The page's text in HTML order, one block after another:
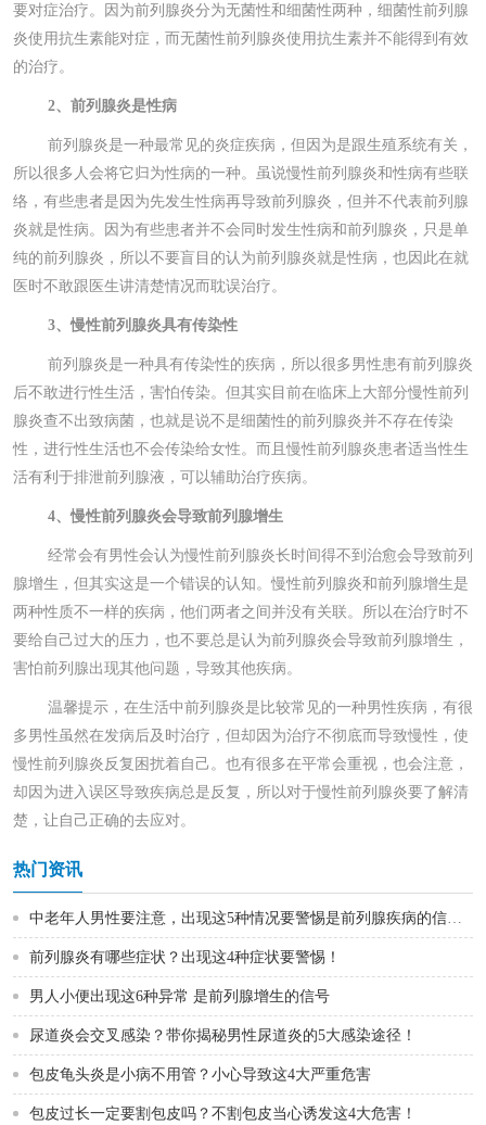
要对症治疗。因为前列腺炎分为无菌性和细菌性两种，细菌性前列腺
炎使用抗生素能对症，而无菌性前列腺炎使用抗生素并不能得到有效
的治疗。
2、前列腺炎是性病
前列腺炎是一种最常见的炎症疾病，但因为是跟生殖系统有关，
所以很多人会将它归为性病的一种。虽说慢性前列腺炎和性病有些联
络，有些患者是因为先发生性病再导致前列腺炎，但并不代表前列腺
炎就是性病。因为有些患者并不会同时发生性病和前列腺炎，只是单
纯的前列腺炎，所以不要盲目的认为前列腺炎就是性病，也因此在就
医时不敢跟医生讲清楚情况而耽误治疗。
3、慢性前列腺炎具有传染性
前列腺炎是一种具有传染性的疾病，所以很多男性患有前列腺炎
后不敢进行性生活，害怕传染。但其实目前在临床上大部分慢性前列
腺炎查不出致病菌，也就是说不是细菌性的前列腺炎并不存在传染
性，进行性生活也不会传染给女性。而且慢性前列腺炎患者适当性生
活有利于排泄前列腺液，可以辅助治疗疾病。
4、慢性前列腺炎会导致前列腺增生
经常会有男性会认为慢性前列腺炎长时间得不到治愈会导致前列
腺增生，但其实这是一个错误的认知。慢性前列腺炎和前列腺增生是
两种性质不一样的疾病，他们两者之间并没有关联。所以在治疗时不
要给自己过大的压力，也不要总是认为前列腺炎会导致前列腺增生，
害怕前列腺出现其他问题，导致其他疾病。
温馨提示，在生活中前列腺炎是比较常见的一种男性疾病，有很
多男性虽然在发病后及时治疗，但却因为治疗不彻底而导致慢性，使
慢性前列腺炎反复困扰着自己。也有很多在平常会重视，也会注意，
却因为进入误区导致疾病总是反复，所以对于慢性前列腺炎要了解清
楚，让自己正确的去应对。
热门资讯
中老年人男性要注意，出现这5种情况要警惕是前列腺疾病的信号！
前列腺炎有哪些症状？出现这4种症状要警惕！
男人小便出现这6种异常 是前列腺增生的信号
尿道炎会交叉感染？带你揭秘男性尿道炎的5大感染途径！
包皮龟头炎是小病不用管？小心导致这4大严重危害
包皮过长一定要割包皮吗？不割包皮当心诱发这4大危害！